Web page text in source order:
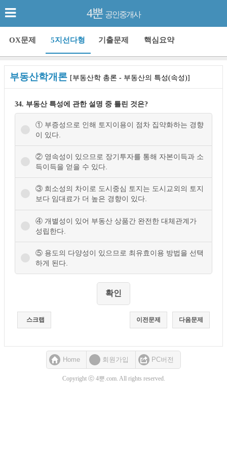
4뿐 공인중개사
OX문제 5지선다형 기출문제 핵심요약
부동산학개론 [부동산학 총론 - 부동산의 특성(속성)]
34. 부동산 특성에 관한 설명 중 틀린 것은?
① 부증성으로 인해 토지이용이 점차 집약화하는 경향
이 있다.
② 영속성이 있으므로 장기투자를 통해 자본이득과 소
득이득을 얻을 수 있다.
③ 희소성의 차이로 도시중심 토지는 도시교외의 토지
보다 임대료가 더 높은 경향이 있다.
④ 개별성이 있어 부동산 상품간 완전한 대체관계가
성립한다.
⑤ 용도의 다양성이 있으므로 최유효이용 방법을 선택
하게 된다.
스크랩 다음문제
이전문제
Home 회원가입 PC버전
Copyright ⓒ 4뿐.com. All rights reserved.